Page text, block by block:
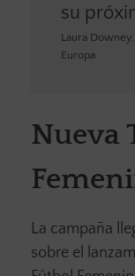
su
Laura
Europa
Nueva
La campaña
sobre el